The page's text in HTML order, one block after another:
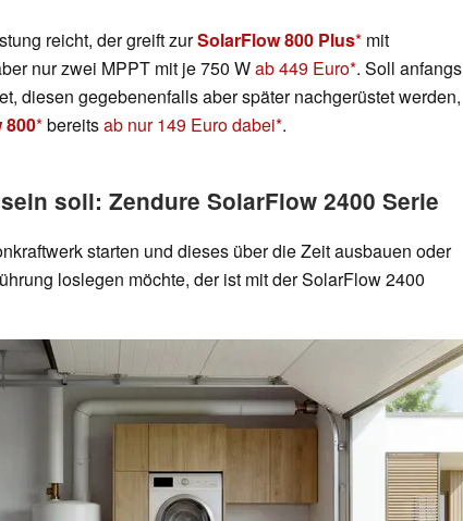
reicht, der greift zurSolarFlow 800 Plus mit
nur zwei MPPT mit je 750 Wab 449 Euro . Soll anfangs
diesen gegebenenfalls aber später nachgerüstet werden,
800 bereitsab nur 149 Euro dabei .
soll: Zendure SolarFlow 2400 Serie
starten und dieses über die Zeit ausbauen oder
loslegen möchte, der ist mit der SolarFlow 2400